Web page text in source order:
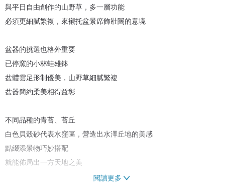
與平日自由創作的山野草，多一層功能
必須更細膩繁複，來襯托盆景席飾壯闊的意境
盆器的挑選也格外重要
已停窯的小林蛙雄鉢
盆體雲足形制優美，山野草細膩繁複
盆器簡約柔美相得益彰
不同品種的青苔、苔丘
白色貝殼砂代表水窪區，營造出水澤丘地的美感
點綴添景物巧妙搭配
就能佈局出一方天地之美
閱讀更多